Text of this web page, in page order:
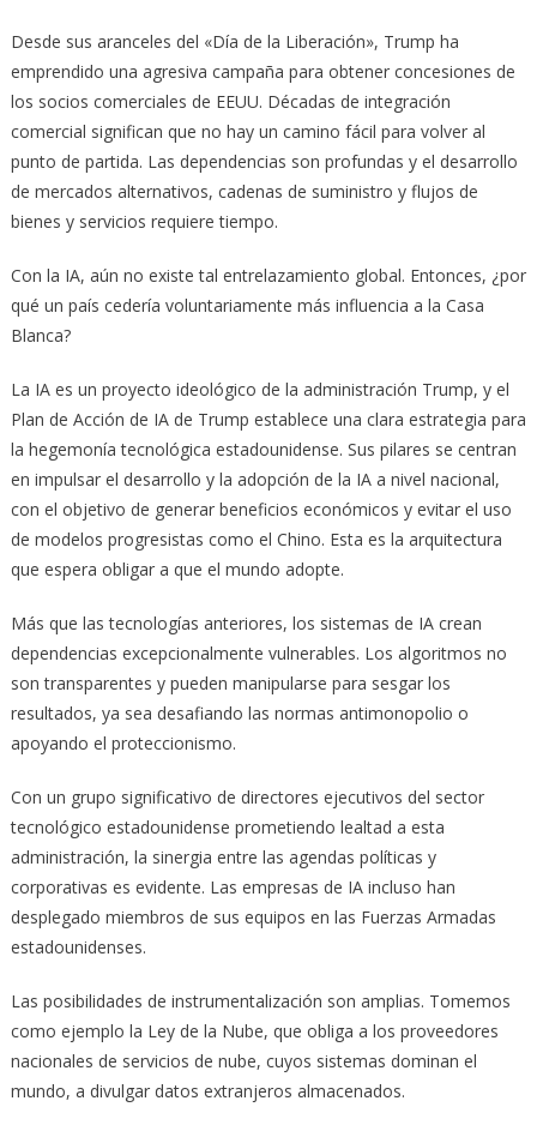
Desde sus aranceles del «Día de la Liberación», Trump ha
emprendido una agresiva campaña para obtener concesiones de
los socios comerciales de EEUU. Décadas de integración
comercial significan que no hay un camino fácil para volver al
punto de partida. Las dependencias son profundas y el desarrollo
de mercados alternativos, cadenas de suministro y flujos de
bienes y servicios requiere tiempo.
Con la IA, aún no existe tal entrelazamiento global. Entonces, ¿por
qué un país cedería voluntariamente más influencia a la Casa
Blanca?
La IA es un proyecto ideológico de la administración Trump, y el
Plan de Acción de IA de Trump establece una clara estrategia para
la hegemonía tecnológica estadounidense. Sus pilares se centran
en impulsar el desarrollo y la adopción de la IA a nivel nacional,
con el objetivo de generar beneficios económicos y evitar el uso
de modelos progresistas como el Chino. Esta es la arquitectura
que espera obligar a que el mundo adopte.
Más que las tecnologías anteriores, los sistemas de IA crean
dependencias excepcionalmente vulnerables. Los algoritmos no
son transparentes y pueden manipularse para sesgar los
resultados, ya sea desafiando las normas antimonopolio o
apoyando el proteccionismo.
Con un grupo significativo de directores ejecutivos del sector
tecnológico estadounidense prometiendo lealtad a esta
administración, la sinergia entre las agendas políticas y
corporativas es evidente. Las empresas de IA incluso han
desplegado miembros de sus equipos en las Fuerzas Armadas
estadounidenses.
Las posibilidades de instrumentalización son amplias. Tomemos
como ejemplo la Ley de la Nube, que obliga a los proveedores
nacionales de servicios de nube, cuyos sistemas dominan el
mundo, a divulgar datos extranjeros almacenados.